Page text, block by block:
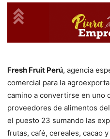
Fresh Fruit Perú, agencia
comercial para la
camino a convertirse en uno
proveedores de alimentos
el puesto 23 sumando las
frutas, café, cereales, cacao